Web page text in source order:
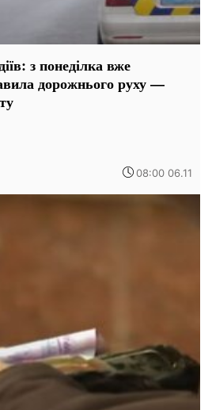
з понеділка вже
дорожнього руху —
08:00 06.11